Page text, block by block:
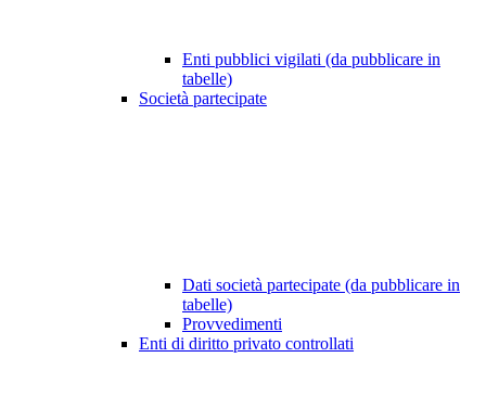
Enti pubblici vigilati (da pubblicare in
tabelle)
Società partecipate
Dati società partecipate (da pubblicare in
tabelle)
Provvedimenti
Enti di diritto privato controllati